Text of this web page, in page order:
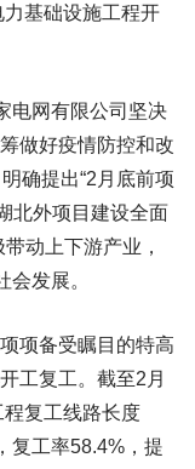
基础设施工程开
电网有限公司坚决
做好疫情防控和改
确提出“2月底前项
北外项目建设全面
动上下游产业，
会发展。
项备受瞩目的特高
工复工。截至2月
复工线路长度
复工率58.4%，提